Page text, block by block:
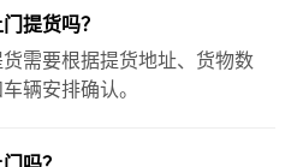
提货吗？
需要根据提货地址、货物数
辆安排确认。